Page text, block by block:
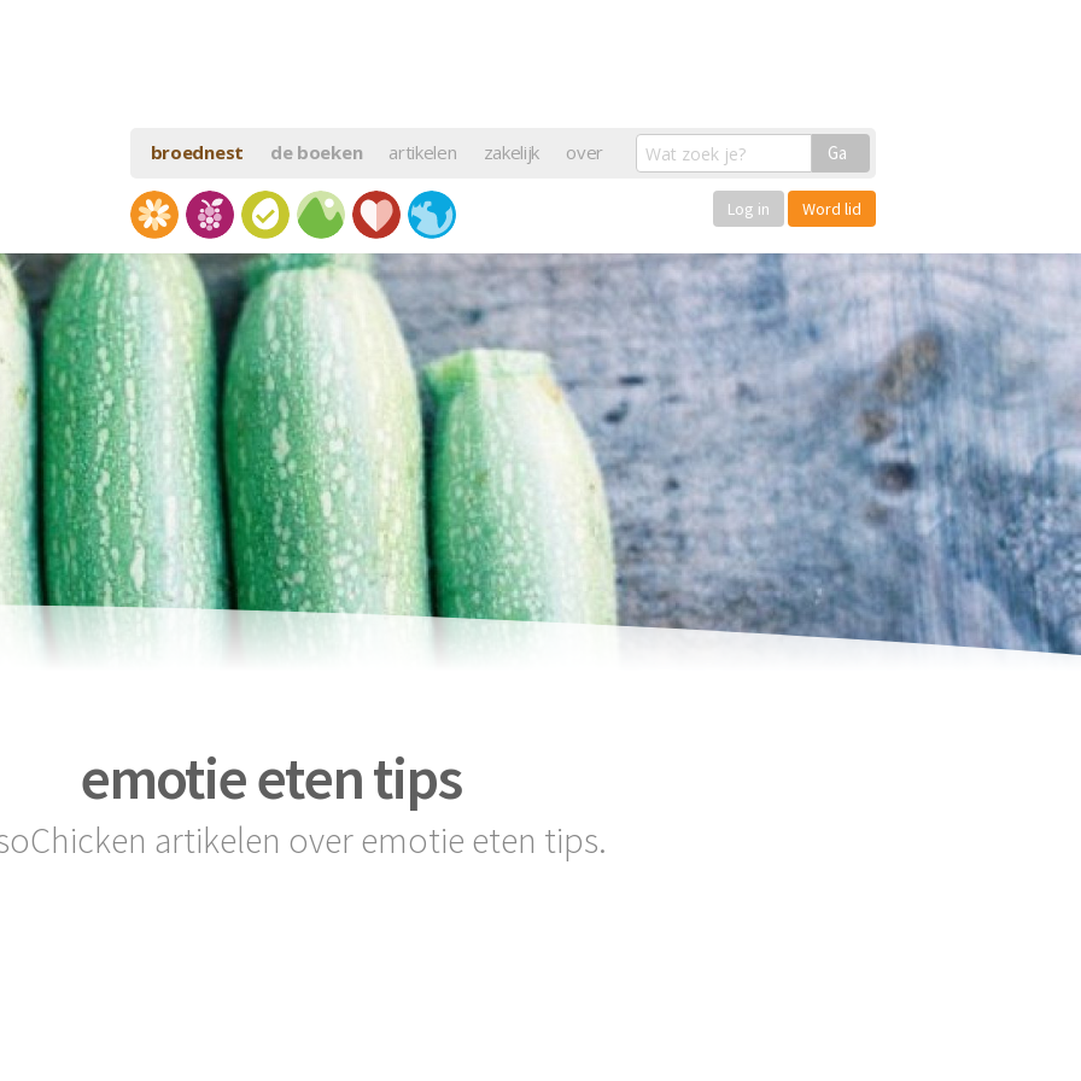
broednest de boeken artikelen zakelijk over Ga
Log in Word lid
emotie eten tips
artikelen over emotie eten tips.